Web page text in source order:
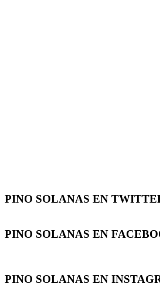
PINO SOLANAS EN
PINO SOLANAS EN
PINO SOLANAS EN